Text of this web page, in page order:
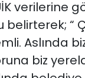
verilerine
“
Aslında
biz